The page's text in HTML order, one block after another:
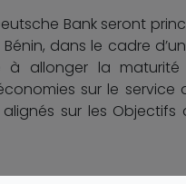
Bank seront
Bénin, dans le cadre
à allonger la
sur le
sur les